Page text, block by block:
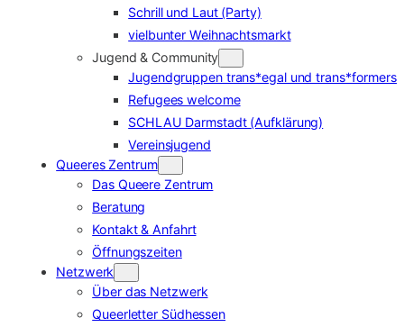
Schrill und Laut (Party)
vielbunter Weihnachtsmarkt
Jugend & Community
Jugendgruppen trans*egal und trans*formers
Refugees welcome
SCHLAU Darmstadt (Aufklärung)
Vereinsjugend
Queeres Zentrum
Das Queere Zentrum
Beratung
Kontakt & Anfahrt
Öffnungszeiten
Netzwerk
Über das Netzwerk
Queerletter Südhessen